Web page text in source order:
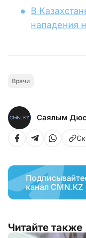
В
нападения
Врачи
Саялым
канал CMN.KZ
Читайте также